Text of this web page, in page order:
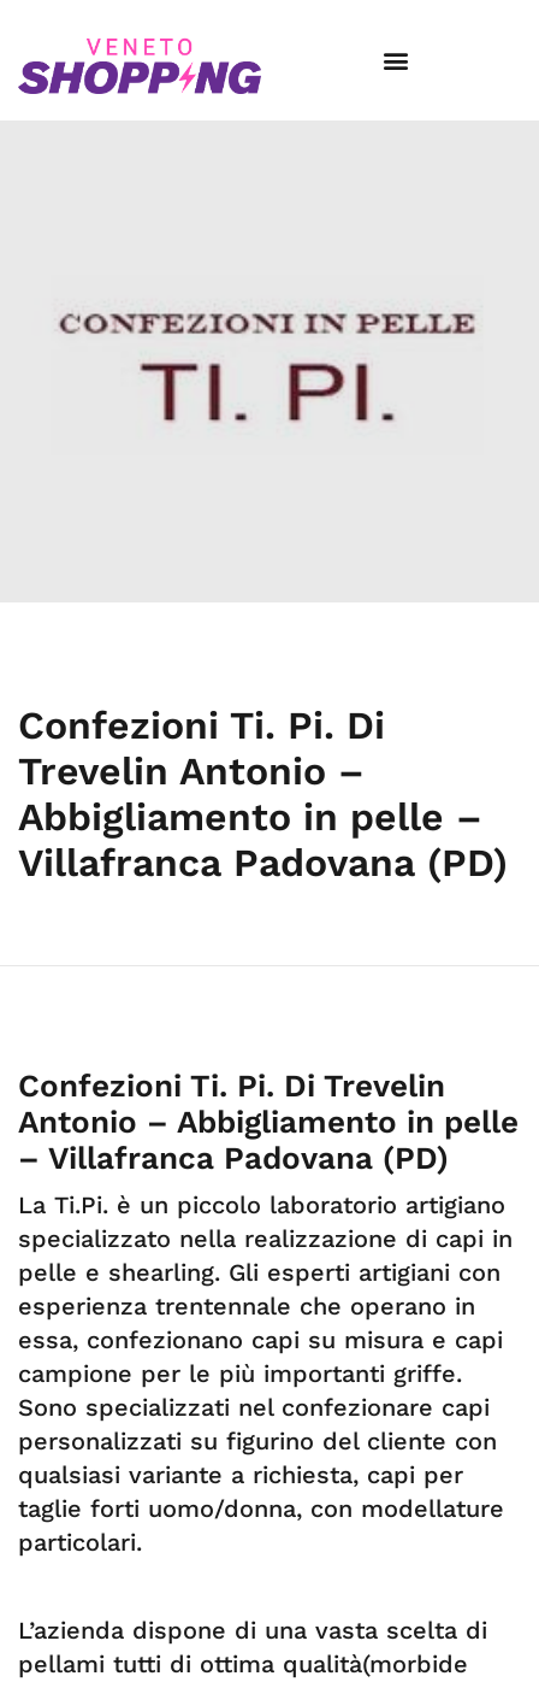
Confezioni Ti. Pi. Di
Trevelin Antonio –
Abbigliamento in pelle –
Villafranca Padovana (PD)
Confezioni Ti. Pi. Di Trevelin
Antonio – Abbigliamento in pelle
– Villafranca Padovana (PD)
La Ti.Pi. è un piccolo laboratorio artigiano
specializzato nella realizzazione di capi in
pelle e shearling. Gli esperti artigiani con
esperienza trentennale che operano in
essa, confezionano capi su misura e capi
campione per le più importanti griffe.
Sono specializzati nel confezionare capi
personalizzati su figurino del cliente con
qualsiasi variante a richiesta, capi per
taglie forti uomo/donna, con modellature
particolari.
L’azienda dispone di una vasta scelta di
pellami tutti di ottima qualità(morbide